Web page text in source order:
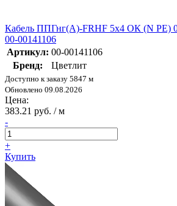
Кабель ППГнг(А)-FRHF 5х4 ОК (N PE)
00-00141106
Артикул: 00-00141106
Бренд:
Цветлит
Доступно к заказу 5847 м
Обновлено 09.08.2026
Цена:
383.21 руб. / м
-
+
Купить